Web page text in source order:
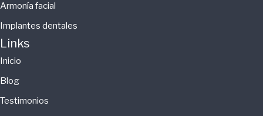
Armonía facial
Implantes dentales
Links
Inicio
Blog
Testimonios